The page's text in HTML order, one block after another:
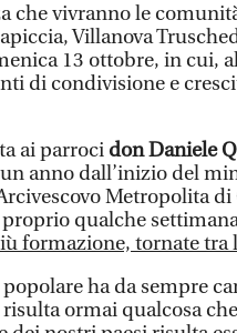
che vivranno le
Villanova
13 ottobre, in cui,
di condivisione e
ai parroci donDaniele
anno dall’inizio del
Metropolita di
qualche
formazione, tornate tra
popolare ha da sempre
ormai qualcosa